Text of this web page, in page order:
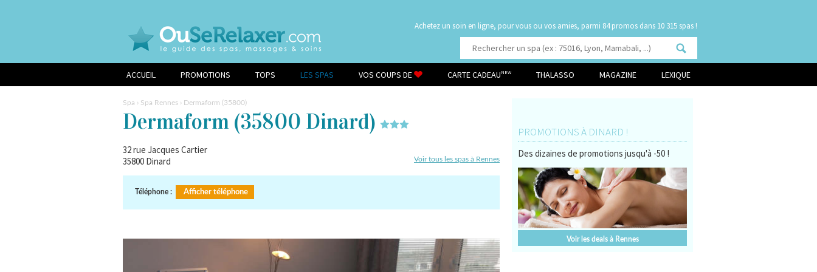
Achetez un soin en ligne, pour vous ou vos amies, parmi dans 10 315 spas !
ACCUEIL PROMOTIONS TOPS LES SPAS VOS COUPS DE CARTE CADEAU NEW THALASSO MAGAZINE LEXIQUE
Spa › Spa Rennes › Dermaform (35800)
Dermaform (35800 Dinard)
32 rue Jacques Cartier
35800 Dinard Voir tous les spas à Rennes
Téléphone : Afficher téléphone
PROMOTIONS À DINARD !
Des dizaines de promotions jusqu'à -50 !
Voir les deals à Rennes